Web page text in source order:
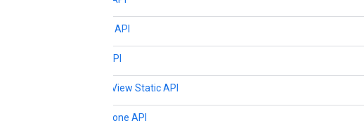
Routes API
Solar API
Street View Static API
Time Zone API